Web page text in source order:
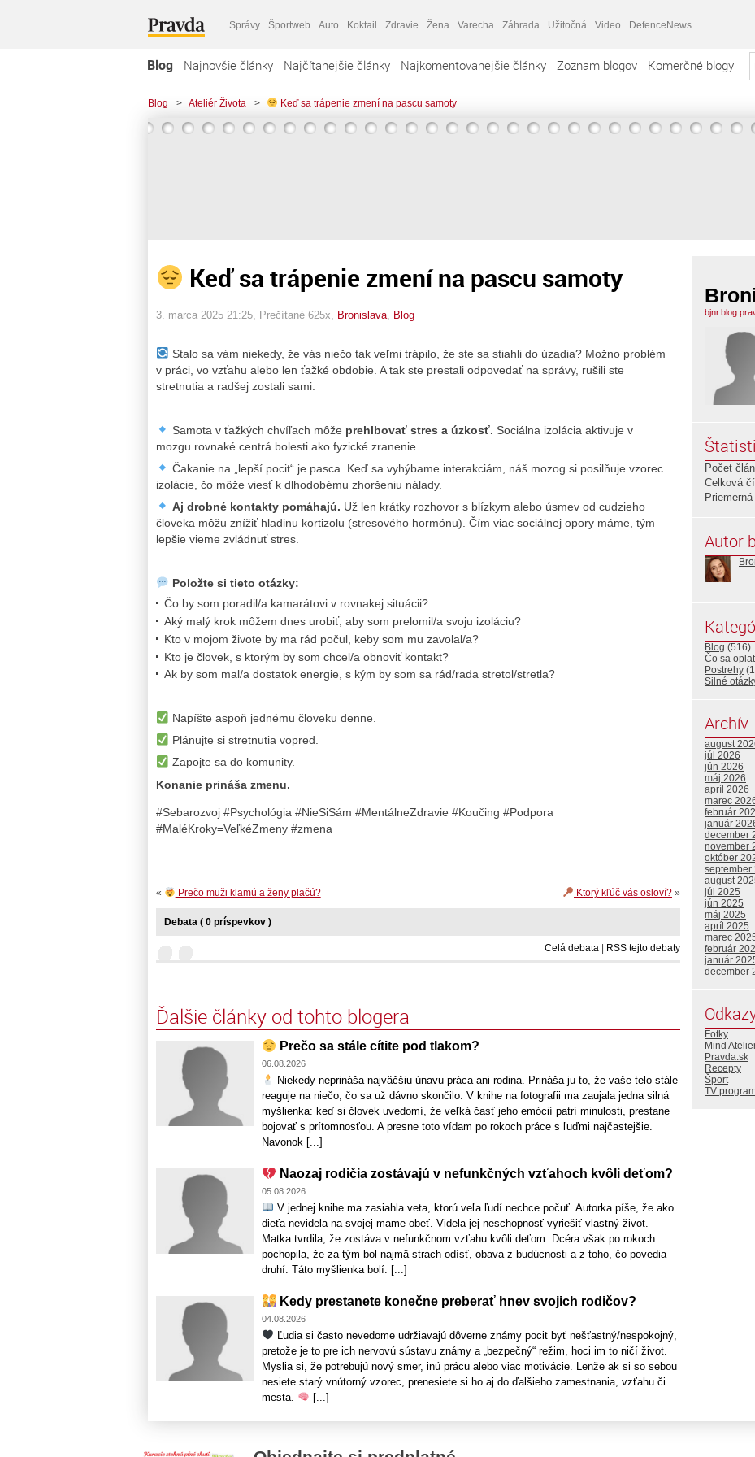
Správy Športweb Auto Koktail Zdravie Žena Varecha Záhrada Užitočná Video DefenceNews
Blog Najnovšie články Najčítanejšie články Najkomentovanejšie články Zoznam blogov Komerčné blogy
Blog > Ateliér Života > Keď sa trápenie zmení na pascu samoty
Keď sa trápenie zmení na pascu samoty
3. marca 2025 21:25 , Prečítané 625x, Bronislava Blog
Stalo sa vám niekedy, že vás niečo tak veľmi trápilo, že ste sa stiahli do úzadia? Možno problém
v práci, vo vzťahu alebo len ťažké obdobie. A tak ste prestali odpovedať na správy, rušili ste
stretnutia a radšej zostali sami.
Samota v ťažkých chvíľach môže prehlbovať stres a úzkosť. Sociálna izolácia aktivuje v
mozgu rovnaké centrá bolesti ako fyzické zranenie.
Čakanie na „lepší pocit“ je pasca. Keď sa vyhýbame interakciám, náš mozog si posilňuje vzorec
izolácie, čo môže viesť k dlhodobému zhoršeniu nálady.
Aj drobné kontakty pomáhajú. Už len krátky rozhovor s blízkym alebo úsmev od cudzieho
človeka môžu znížiť hladinu kortizolu (stresového hormónu). Čím viac sociálnej opory máme, tým
lepšie vieme zvládnuť stres.
Položte si tieto otázky:
Čo by som poradil/a kamarátovi v rovnakej situácii?
Aký malý krok môžem dnes urobiť, aby som prelomil/a svoju izoláciu?
Kto v mojom živote by ma rád počul, keby som mu zavolal/a?
Kto je človek, s ktorým by som chcel/a obnoviť kontakt?
Ak by som mal/a dostatok energie, s kým by som sa rád/rada stretol/stretla?
Napíšte aspoň jednému človeku denne.
Plánujte si stretnutia vopred.
Zapojte sa do komunity.
Konanie prináša zmenu.
#Sebarozvoj #Psychológia #NieSiSám #MentálneZdravie #Koučing #Podpora
#MaléKroky=VeľkéZmeny #zmena
Ktorý kľúč vás osloví? »
« Prečo muži klamú a ženy plačú?
Debata ( 0 príspevkov )
Celá debata RSS tejto debaty
Ďalšie články od tohto blogera
Prečo sa stále cítite pod tlakom?
06.08.2026
Niekedy neprináša najväčšiu únavu práca ani rodina. Prináša ju to, že vaše telo stále
reaguje na niečo, čo sa už dávno skončilo. V knihe na fotografii ma zaujala jedna silná
myšlienka: keď si človek uvedomí, že veľká časť jeho emócií patrí minulosti, prestane
bojovať s prítomnosťou. A presne toto vídam po rokoch práce s ľuďmi najčastejšie.
Navonok [...]
Naozaj rodičia zostávajú v nefunkčných vzťahoch kvôli deťom?
05.08.2026
V jednej knihe ma zasiahla veta, ktorú veľa ľudí nechce počuť. Autorka píše, že ako
dieťa nevidela na svojej mame obeť. Videla jej neschopnosť vyriešiť vlastný život.
Matka tvrdila, že zostáva v nefunkčnom vzťahu kvôli deťom. Dcéra však po rokoch
pochopila, že za tým bol najmä strach odísť, obava z budúcnosti a z toho, čo povedia
druhí. Táto myšlienka bolí. [...]
Kedy prestanete konečne preberať hnev svojich rodičov?
04.08.2026
Ľudia si často nevedome udržiavajú dôverne známy pocit byť nešťastný/nespokojný,
pretože je to pre ich nervovú sústavu známy a „bezpečný“ režim, hoci im to ničí život.
Myslia si, že potrebujú nový smer, inú prácu alebo viac motivácie. Lenže ak si so sebou
nesiete starý vnútorný vzorec, prenesiete si ho aj do ďalšieho zamestnania, vzťahu či
mesta.
[...]
Počet
Celková
Autor
Blog (516)
Čo sa
Postrehy
Silné
Archív
august
júl 2026
jún 2026
máj 2026
apríl 2026
marec
február
január
december
november
október
september
august
júl 2025
jún 2025
máj 2025
apríl 2025
marec
február
január
december
Fotky
Mind
Pravda.sk
Recepty
Šport
TV